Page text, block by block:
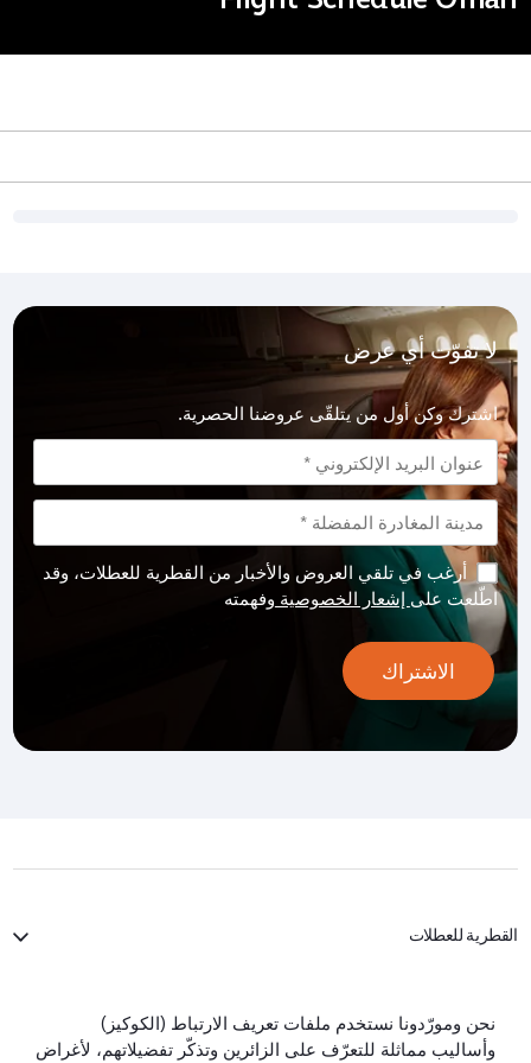
لا تفوّت أي عرض
اشترك وكن أول من يتلقّى عروضنا الحصرية.
أرغب في تلقي العروض والأخبار من القطرية للعطلات، وقد
اطّلعت على إشعار الخصوصية وفهمته
الاشتراك
القطرية للعطلات
لنبقَ على تواصل
نحن ومورّدونا نستخدم ملفات تعريف الارتباط (الكوكيز)
وأساليب مماثلة للتعرّف على الزائرين وتذكّر تفضيلاتهم، لأغراض